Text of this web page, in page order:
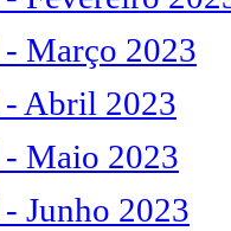
Março 2023
Abril 2023
Maio 2023
Junho 2023